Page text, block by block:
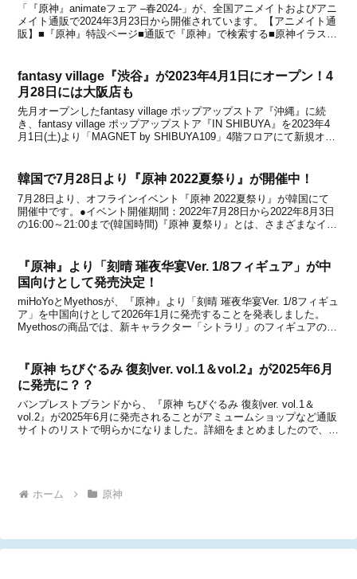
「『原神』animateフェア –春2024-」が、全国アニメイトおよびアニ
メイト通販で2024年3月23日から開催されています。【アニメイト通
販】■『原神』特設ページ■通販で『原神』で検索する■原神イラスト
fantasy village『渋谷』が2023年4月1日にオープン！4
月28日には大阪店も
先月オープンしたfantasy village ポップアップストア『沖縄』に続
き、fantasy village ポップアップストア『IN SHIBUYA』を2023年4
月1日(土)より「MAGNET by SHIBUYA109」4階フロアにて新規オー
韓国で7月28日より『原神 2022夏祭り』が開催中！
7月28日より、オフラインイベント『原神 2022夏祭り』が韓国にて
開催中です。●イベント開催期間：2022年7月28日から2022年8月3日
の16:00～21:00まで(韓国時間)『原神 夏祭り』とは、さまざまなイベ
『原神』より「刻晴 璀夜华宴Ver. 1/8フィギュア」が中
国向けとして発売決定！
miHoYoとMyethosが、『原神』より「刻晴 璀夜华宴Ver. 1/8フィギュ
ア」を中国向けとして2026年1月に発売することを発表しました。
Myethosの商品では、新キャラクター「シトラリ」のフィギュアの予
『原神 ちびぐるみ 復刻ver. vol.1＆vol.2』が2025年6月
に発売に？？
バンプレストブランドから、『原神 ちびぐるみ 復刻ver. vol.1＆
vol.2』が2025年6月に発売されることがアミュームショップなど通販
サイトのリストで明らかになりました。詳細をまとめましたので、下
ホーム 原神